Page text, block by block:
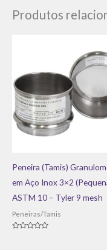
Produtos
Peneira (Tamis)
em Aço Inox 3×2
ASTM 10 – Tyler 9 mesh
Peneiras/Tamis